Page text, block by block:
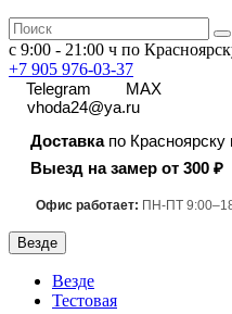
с 9:00 - 21:00 ч по
+7 905 976-03-37
Telegram
MAX
vhoda24@ya.ru
Доставкапо Красноярску
Выезд на замер от 300 ₽
Офис работает: ПН-ПТ
Везде
Везде
Тестовая